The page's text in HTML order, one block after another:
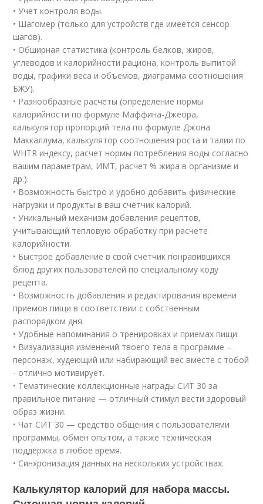
• Учет контроля воды.
• Шагомер (только для устройств где имеется сенсор
шагов).
• Обширная статистика (контроль белков, жиров,
углеводов и калорийности рациона, контроль выпитой
воды, графики веса и объемов, диаграмма соотношения
БЖУ).
• Разнообразные расчеты (определение нормы
калорийности по формуле Маффина-Джеора,
калькулятор пропорций тела по формуле Джона
Маккаллума, калькулятор соотношения роста и талии по
WHTR индексу, расчет нормы потребления воды согласно
вашим параметрам, ИМТ, расчет % жира в организме и
др.).
• Возможность быстро и удобно добавить физические
нагрузки и продукты в ваш счетчик калорий.
• Уникальный механизм добавления рецептов,
учитывающий тепловую обработку при расчете
калорийности.
• Быстрое добавление в свой счетчик понравившихся
блюд других пользователей по специальному коду
рецепта.
• Возможность добавления и редактирования времени
приемов пищи в соответствии с собственным
распорядком дня.
• Удобные напоминания о тренировках и приемах пищи.
• Визуализация изменений твоего тела в программе –
персонаж, худеющий или набирающий вес вместе с тобой
- отлично мотивирует.
• Тематические коллекционные награды СИТ 30 за
правильное питание — отличный стимул вести здоровый
образ жизни.
• Чат СИТ 30 — средство общения с пользователями
программы, обмен опытом, а также техническая
поддержка в любое время.
• Синхронизация данных на нескольких устройствах.
Калькулятор калорий для набора массы.